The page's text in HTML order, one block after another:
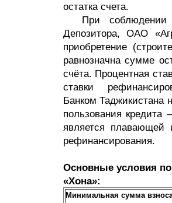
остатка счета.
При
Депозитора, ОАО
приобретение
равнозначна сумме
счёта. Процентная
ставки
Банком Таджикистана
пользования кредита
является плавающей
рефинансирования.
Основные условия
«Хона»:
Минимальная сумма